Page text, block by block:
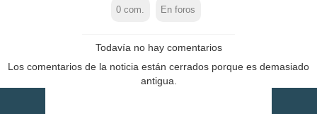
0 com. En foros
Todavía no hay comentarios
Los comentarios de la noticia están cerrados porque es demasiado
antigua.